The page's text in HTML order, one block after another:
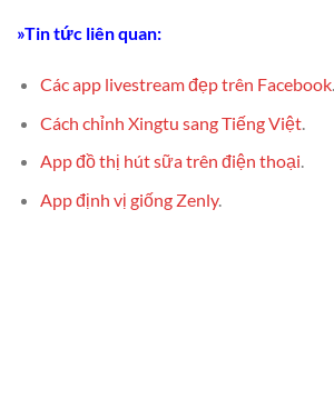
»Tin tức liên quan:
Các app livestream đẹp trên Facebook.
Cách chỉnh Xingtu sang Tiếng Việt.
App đồ thị hút sữa trên điện thoại.
App định vị giống Zenly.